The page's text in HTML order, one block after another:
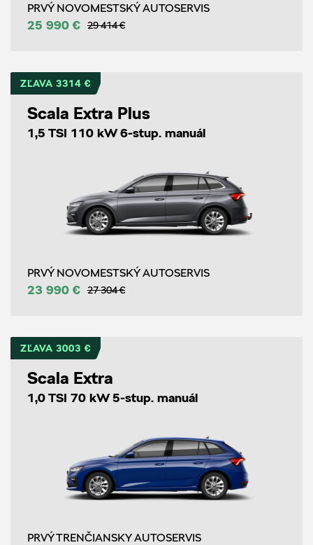
PRVÝ NOVOMESTSKÝ AUTOSERVIS
25 990 € 29 414 €
ZĽAVA 3314 €
Scala Extra Plus
1,5 TSI 110 kW 6-stup. manuál
PRVÝ NOVOMESTSKÝ AUTOSERVIS
23 990 € 27 304 €
ZĽAVA 3003 €
Scala Extra
1,0 TSI 70 kW 5-stup. manuál
PRVÝ TRENČIANSKY AUTOSERVIS